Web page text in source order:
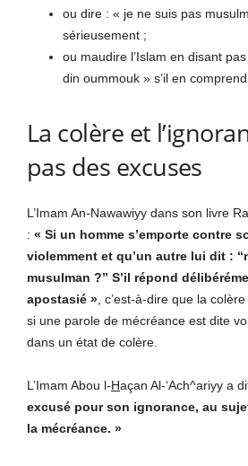
ou dire : « je ne suis pas
sérieusement ;
ou maudire l’Islam en disant
din oummouk » s’il en
La colère et
pas des excuses
L’Imam An-Nawawiyy dans son livre
: « Si un homme s’emporte contre
violemment et qu’un autre lui dit :
musulman ?” S’il répond
apostasié » , c’est-à-dire que la
si une parole de mécréance est dite
dans un état de colère.
L’Imam Abou l-Haçan Al-‘Ach^ariyy a
excusé pour son ignorance, au
la mécréance. »